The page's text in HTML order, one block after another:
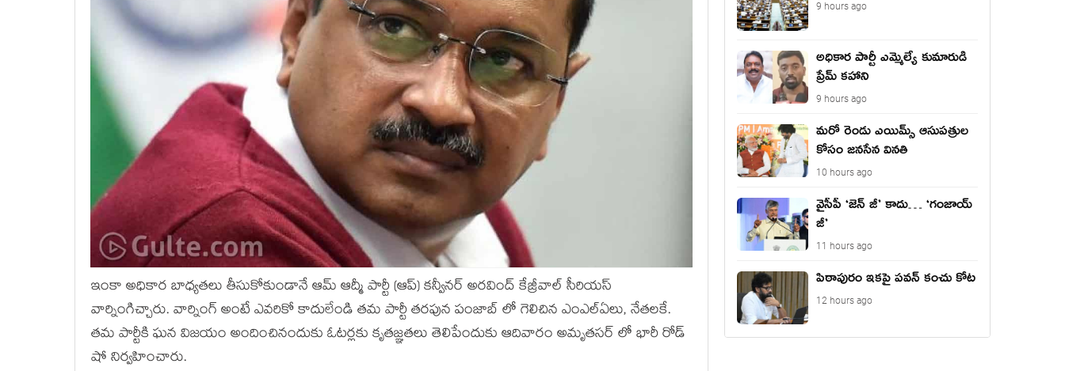
ఇంకా అధికార బాధ్యతలు తీసుకోకుండానే ఆమ్ ఆద్మీ పార్టీ (ఆప్) కన్వీనర్ అరవింద్ కేజ్రీవాల్ సీరియస్
వార్నింగిచ్చారు. వార్నింగ్ అంటే ఎవరికో కాదులేండి తమ పార్టీ తరపున పంజాబ్ లో గెలిచిన ఎంఎల్ఏలు, నేతలకే.
తమ పార్టీకి ఘన విజయం అందించినందుకు ఓటర్లకు కృతజ్ఞతలు తెలిపేందుకు ఆదివారం అమృతసర్ లో భారీ రోడ్
షో నిర్వహించారు.
9 hours ago
అధికార పార్టీ ఎమ్మెల్యే కుమారుడి
ప్రేమ్ కహాని
9 hours ago
మరో రెండు ఎయిమ్స్ ఆసుపత్రుల
కోసం జనసేన వినతి
10 hours ago
వైసీపీ ‘జెన్ జీ’ కాదు… ‘గంజాయ్
జీ’
11 hours ago
పిఠాపురం ఇకపై పవన్ కంచు కోట
12 hours ago